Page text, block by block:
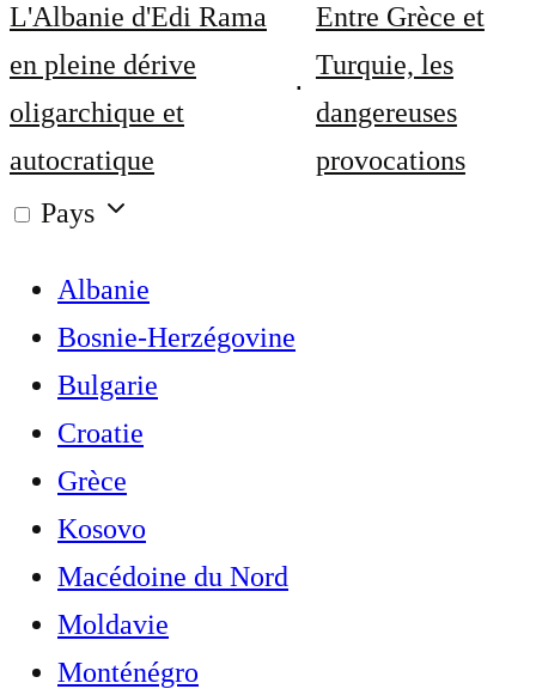
L'Albanie d'Edi Rama
en pleine dérive
oligarchique et
autocratique
Entre Grèce et
Turquie, les
dangereuses
provocations
Pays
Albanie
Bosnie-Herzégovine
Bulgarie
Croatie
Grèce
Kosovo
Macédoine du Nord
Moldavie
Monténégro